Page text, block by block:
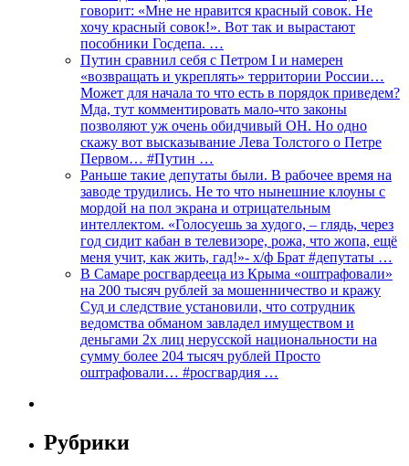
говорит: «Мне не нравится красный совок. Не
хочу красный совок!». Вот так и вырастают
пособники Госдепа. …
Путин сравнил себя с Петром I и намерен
«возвращать и укреплять» территории России…
Может для начала то что есть в порядок приведем?
Мда, тут комментировать мало-что законы
позволяют уж очень обидчивый ОН. Но одно
скажу вот высказывание Лева Толстого о Петре
Первом… #Путин …
Раньше такие депутаты были. В рабочее время на
заводе трудились. Не то что нынешние клоуны с
мордой на пол экрана и отрицательным
интеллектом. «Голосуешь за худого, – глядь, через
год сидит кабан в телевизоре, рожа, что жопа, ещё
меня учит, как жить, гад!»- х/ф Брат #депутаты …
В Самаре росгвардееца из Крыма «оштрафовали»
на 200 тысяч рублей за мошенничество и кражу
Суд и следствие установили, что сотрудник
ведомства обманом завладел имуществом и
деньгами 2х лиц нерусской национальности на
сумму более 204 тысяч рублей Просто
оштрафовали… #росгвардия …
Рубрики